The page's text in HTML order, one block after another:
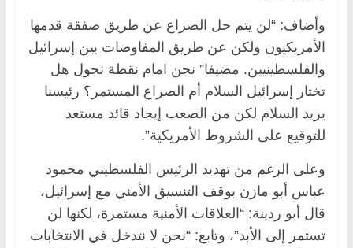
وأضاف: “لن يتم حل الصراع عن طريق صفقة قدمها
الأمريكيون ولكن عن طريق المفاوضات بين إسرائيل
والفلسطينيين. مضيفا” نحن امام نقطة تحول هل
تختار إسرائيل السلام أم الصراع المستمر؟ رئيسنا
يريد السلام لكن من الصعب إيجاد قائد مستعد
للتوقيع على الشروط الأمريكية”.
وعلى الرغم من تهديد الرئيس الفلسطيني محمود
عباس أبو مازن بوقف التنسيق الأمني مع إسرائيل،
قال أبو ردينة: “العلاقات الأمنية مستمرة، لكنها لن
تستمر إلى الأبد”، وتابع: “نحن لا نتدخل في الانتخابات